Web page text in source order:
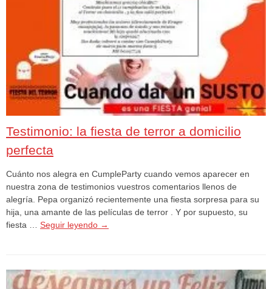
Testimonio: la fiesta de terror a domicilio
perfecta
Cuánto nos alegra en CumpleParty cuando vemos aparecer en
nuestra zona de testimonios vuestros comentarios llenos de
alegría. Pepa organizó recientemente una fiesta sorpresa para su
hija, una amante de las películas de terror . Y por supuesto, su
fiesta … Seguir leyendo →